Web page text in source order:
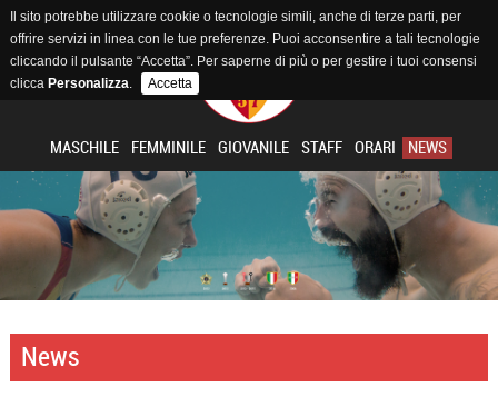
MASCHILE FEMMINILE GIOVANILE STAFF ORARI NEWS
News
Il sito potrebbe utilizzare cookie o tecnologie simili, anche di terze parti, per
offrire servizi in linea con le tue preferenze. Puoi acconsentire a tali tecnologie
cliccando il pulsante “Accetta”. Per saperne di più o per gestire i tuoi consensi
clicca Personalizza. Accetta